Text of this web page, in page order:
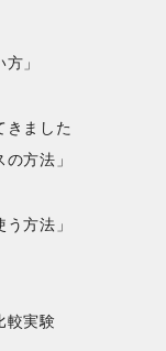
」
きました
方法」
方法」
較実験